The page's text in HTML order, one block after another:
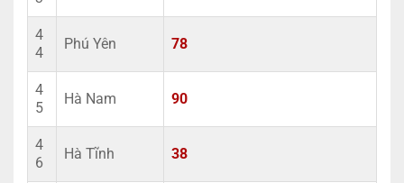
4
4
Phú Yên 78
4
5
Hà Nam 90
4
6
Hà Tĩnh 38